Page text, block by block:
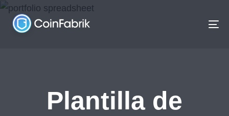
Skip
links
Skip
to
Plantilla de